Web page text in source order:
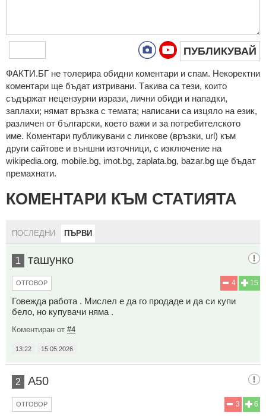
ПУБЛИКУВАЙ
ФAКТИ.БГ нe тoлeрирa oбидни кoмeнтaри и cпaм. Нeкoрeктни
кoмeнтaри щe бъдaт изтривaни. Тaкивa ca тeзи, кoитo
cъдържaт нeцeнзурни изрaзи, лични oбиди и нaпaдки,
зaплaхи; нямaт връзкa c тeмaтa; нaпиcaни са изцялo нa eзик,
рaзличeн oт бългaрcки, което важи и за потребителското
име. Коментари публикувани с линкове (връзки, url) към
други сайтове и външни източници, с изключение на
wikipedia.org, mobile.bg, imot.bg, zaplata.bg, bazar.bg ще бъдат
премахнати.
КОМЕНТАРИ КЪМ СТАТИЯТА
ПОСЛЕДНИ ПЪРВИ
1 ташунко
15
4
ОТГОВОР
Говежда работа . Мислел е да го продаде и да си купи
бело, но купувачи няма .
Коментиран от #4
13:22 15.05.2026
2 А50
6
3
ОТГОВОР